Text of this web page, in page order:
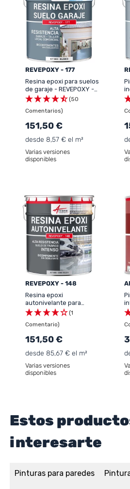
REVEPOXY - 177
Resina epoxi para suelos
de garaje - REVEPOXY -
177
(50
Comentarios)
151,50 €
desde 8,57 € el m²
Varias versiones
disponibles
REVEPOXY - 148
Resina epoxi
autonivelante para
suelos, garaje -
REVEPOXY - 148
(1
Comentario)
151,50 €
desde 85,67 € el m²
Varias versiones
disponibles
-
Estos
interesarte
Pinturas para paredes